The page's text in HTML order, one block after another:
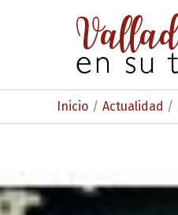
Inicio Actualidad